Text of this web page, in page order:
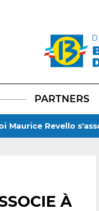
PARTNERS
Maurice Revello
À